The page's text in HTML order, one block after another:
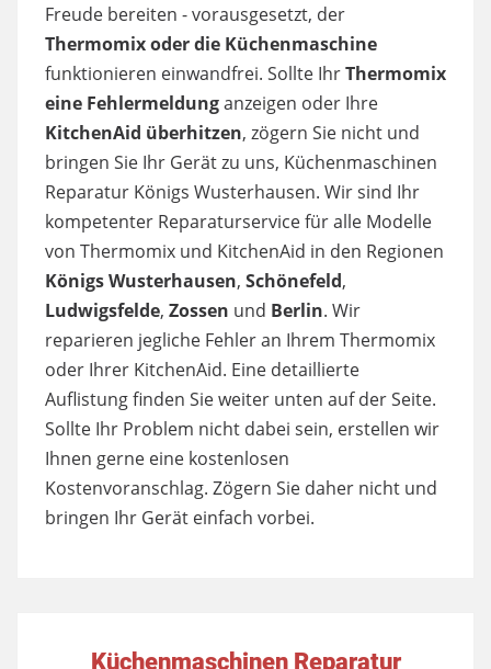
Freude bereiten - vorausgesetzt, der
Thermomix oder die Küchenmaschine
funktionieren einwandfrei. Sollte IhrThermomix
eine Fehlermeldunganzeigen oder Ihre
KitchenAid überhitzen, zögern Sie nicht und
bringen Sie Ihr Gerät zu uns, Küchenmaschinen
Reparatur Königs Wusterhausen. Wir sind Ihr
kompetenter Reparaturservice für alle Modelle
von Thermomix und KitchenAid in den Regionen
Königs Wusterhausen, Schönefeld,
Ludwigsfelde, Zossen und Berlin. Wir
reparieren jegliche Fehler an Ihrem Thermomix
oder Ihrer KitchenAid. Eine detaillierte
Auflistung finden Sie weiter unten auf der Seite.
Sollte Ihr Problem nicht dabei sein, erstellen wir
Ihnen gerne eine kostenlosen
Kostenvoranschlag. Zögern Sie daher nicht und
bringen Ihr Gerät einfach vorbei.
Küchenmaschinen Reparatur